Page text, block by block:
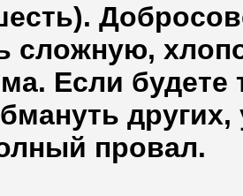
сложную,
Если будете
провал.